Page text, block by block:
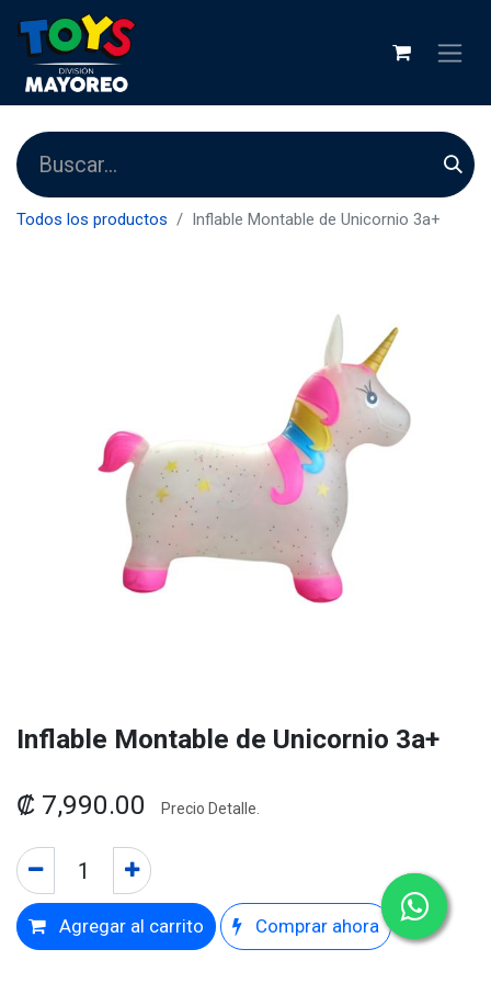
Todos los productos Inflable Montable de Unicornio 3a+
Inflable Montable de Unicornio 3a+
₡ 7,990.00 Precio Detalle.
Agregar al carrito Comprar ahora